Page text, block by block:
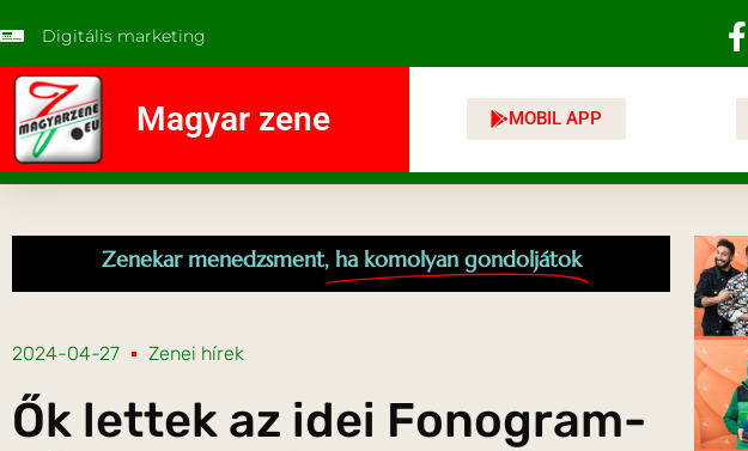
Digitális marketing
Magyar zene MOBIL APP
Zenekar menedzsment, ha komolyan gondoljátok
2024-04-27 Zenei hírek
Ők lettek az idei Fonogram-